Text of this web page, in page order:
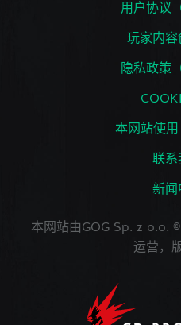
用户协议
玩家内容
隐私政策
本网站使
联系
新闻
本网站由GOG Sp. z o.o.
运营，